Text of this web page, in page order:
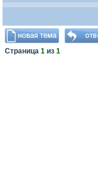
Страница 1 из 1